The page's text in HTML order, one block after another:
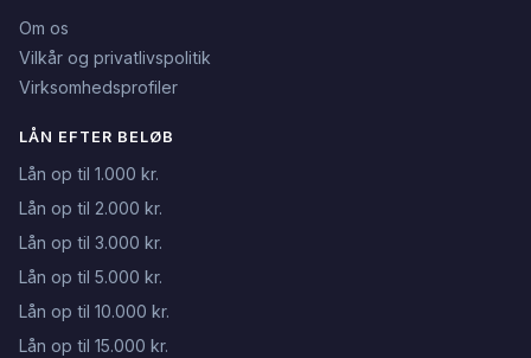
Om os
Vilkår og privatlivspolitik
Virksomhedsprofiler
LÅN EFTER BELØB
Lån op til 1.000 kr.
Lån op til 2.000 kr.
Lån op til 3.000 kr.
Lån op til 5.000 kr.
Lån op til 10.000 kr.
Lån op til 15.000 kr.